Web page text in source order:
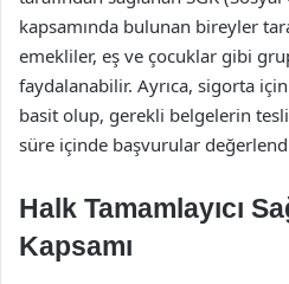
kapsamında bulunan bireyler
emekliler, eş ve çocuklar gibi
faydalanabilir. Ayrıca, sigorta
basit olup, gerekli belgelerin
süre içinde başvurular
Halk Tamamlayıcı
Kapsamı